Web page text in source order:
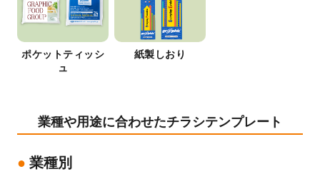
ポケットティッシ
ュ
紙製しおり
業種や用途に合わせたチラシテンプレート
業種別